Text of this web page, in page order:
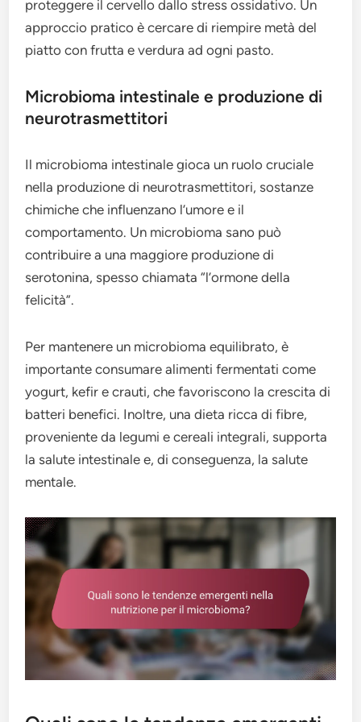
proteggere il cervello dallo stress ossidativo. Un
approccio pratico è cercare di riempire metà del
piatto con frutta e verdura ad ogni pasto.
Microbioma intestinale e produzione di
neurotrasmettitori
Il microbioma intestinale gioca un ruolo cruciale
nella produzione di neurotrasmettitori, sostanze
chimiche che influenzano l’umore e il
comportamento. Un microbioma sano può
contribuire a una maggiore produzione di
serotonina, spesso chiamata “l’ormone della
felicità”.
Per mantenere un microbioma equilibrato, è
importante consumare alimenti fermentati come
yogurt, kefir e crauti, che favoriscono la crescita di
batteri benefici. Inoltre, una dieta ricca di fibre,
proveniente da legumi e cereali integrali, supporta
la salute intestinale e, di conseguenza, la salute
mentale.